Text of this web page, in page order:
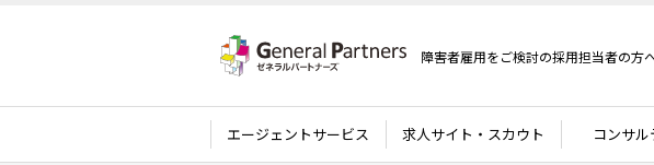
障害者雇用をご検討の採用担当者の方
エージェントサービス 求人サイト・スカウト コンサ